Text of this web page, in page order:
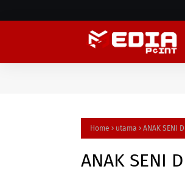
Home utama ANAK SENI
ANAK SENI